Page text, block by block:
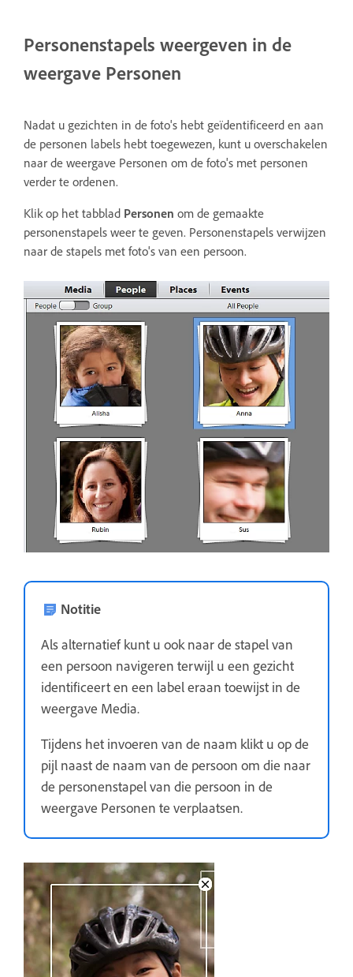
Personenstapels weergeven in de
weergave Personen
Nadat u gezichten in de foto's hebt geïdentificeerd en aan
de personen labels hebt toegewezen, kunt u overschakelen
naar de weergave Personen om de foto's met personen
verder te ordenen.
Klik op het tabblad Personen om de gemaakte
personenstapels weer te geven. Personenstapels verwijzen
naar de stapels met foto's van een persoon.
Notitie
Als alternatief kunt u ook naar de stapel van
een persoon navigeren terwijl u een gezicht
identificeert en een label eraan toewijst in de
weergave Media.
Tijdens het invoeren van de naam klikt u op de
pijl naast de naam van de persoon om die naar
de personenstapel van die persoon in de
weergave Personen te verplaatsen.